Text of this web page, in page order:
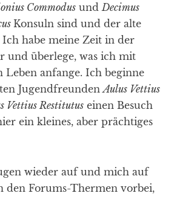
Commodus und Decimus
Konsuln sind und der alte
Ich habe meine Zeit in der
und überlege, was ich mit
Leben anfange. Ich beginne
JugendfreundenAulus Vettius
Vettius Restitutus einen Besuch
ein kleines, aber prächtiges
wieder auf und mich auf
den Forums-Thermen vorbei,